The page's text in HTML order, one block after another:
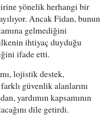
yönelik herhangi bir
Ancak Fidan, bunun
gelmediğini
ihtiyaç duyduğu
ifade etti.
lojistik destek,
güvenlik alanlarını
yardımın kapsamının
dile getirdi.